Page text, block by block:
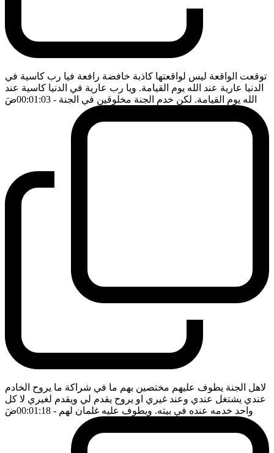
توقعت الواقعة ليس لواقعتها كاذبة خافضة رافعة فيا رب كاسية في
الدنيا عارية عند الله يوم القيامة. ويا رب عارية في الدنيا كاسية عند
الله يوم القيامة. لكن خدم الجنة مخلوقين في الجنة - 00:01:03 ضَ
لاهل الجنة يطوف عليهم مختصين بهم ما في شراكة ما يروح الخادم
عندي يشتغل عندي وعند غيري او يروح يقدم لي ويقدم لغيري لا كل
واحد خدمه عنده في بيته. ويطوف عليه غلمان لهم - 00:01:18 ضَ